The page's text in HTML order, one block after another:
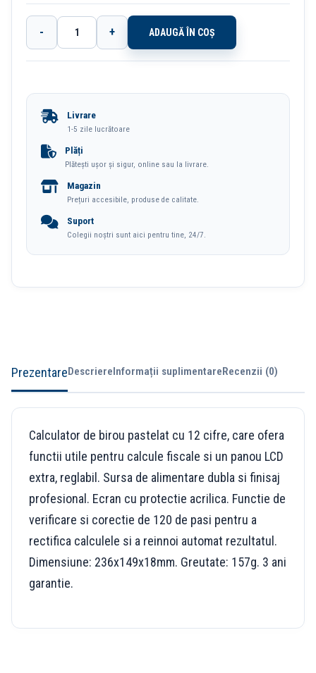
Cantitate
Calculator
1551
Vernil
Deli
- + ADAUGĂ ÎN COȘ
Livrare
1-5 zile lucrătoare
Plăți
Plătești ușor și sigur, online sau la livrare.
Magazin
Prețuri accesibile, produse de calitate.
Suport
Colegii noștri sunt aici pentru tine, 24/7.
PrezentareDescriereInformații suplimentareRecenzii (0)
Calculator de birou pastelat cu 12 cifre, care ofera
functii utile pentru calcule fiscale si un panou LCD
extra, reglabil. Sursa de alimentare dubla si finisaj
profesional. Ecran cu protectie acrilica. Functie de
verificare si corectie de 120 de pasi pentru a
rectifica calculele si a reinnoi automat rezultatul.
Dimensiune: 236x149x18mm. Greutate: 157g. 3 ani
garantie.